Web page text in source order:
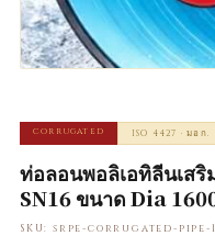
corrugated ISO 4427 · มอก.
ท่อลอนพอลิเอทิลีนเส
SN16 ขนาด Dia
SKU: srpe-corrugated-pipe-